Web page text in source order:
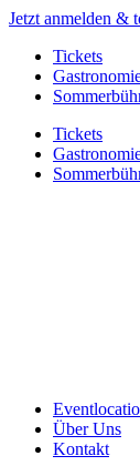
Jetzt anmelden &
Tickets
Tickets
Über Uns
Kontakt